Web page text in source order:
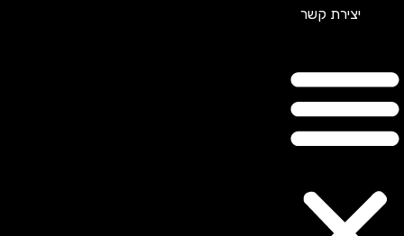
יצירת קשר